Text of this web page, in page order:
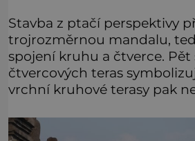
Stavba z ptačí perspektivy
trojrozměrnou mandalu,
spojení kruhu a čtverce.
čtvercových teras
vrchní kruhové terasy pak